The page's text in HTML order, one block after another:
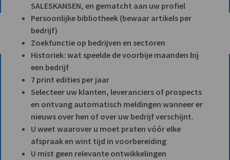
SALESKANSEN, en gematcht aan uw profiel
Persoonlijke bibliotheek (bewaar artikels per
bedrijf)
Zoekfunctie op bedrijven en sectoren
Historiek: wat speelde de voorbije maanden bij
een bedrijf
7 print edities per jaar
Selecteer uw klanten, leveranciers of prospects
en ontvang automatisch meldingen wanneer er
nieuws over hen of over uw bedrijf verschijnt.
U weet waarover u moet praten vóór elke
afspraak en wint tijd in voorbereiding
U mist geen relevante ontwikkelingen